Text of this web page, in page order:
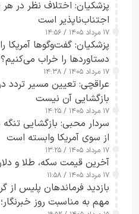
پزشکیان: اختلاف نظر در
اجتناب‌ناپذیر است
۱۷ مرداد ۱۴۰۵ / ۱۴:۵۶
پزشکیان: گفت‌وگوها آمریکا
دستاوردها را خراب
۱۷ مرداد ۱۴۰۵ / ۱۴:۳۸
عراقچی: تعیین مسیر تردد
بازگشایی آن نیست
۱۷ مرداد ۱۴۰۵ / ۱۴:۲۵
سردار محبی: بازگشایی
از سوی آمریکا وابسته است
۱۷ مرداد ۱۴۰۵ / ۱۳:۲۵
آخرین قیمت سکه، طلا و دلار 17 مرداد1405
۱۷ مرداد ۱۴۰۵ / ۱۱:۵۸
بازدید فرماندهان پلیس از
مهم به مناسبت روز